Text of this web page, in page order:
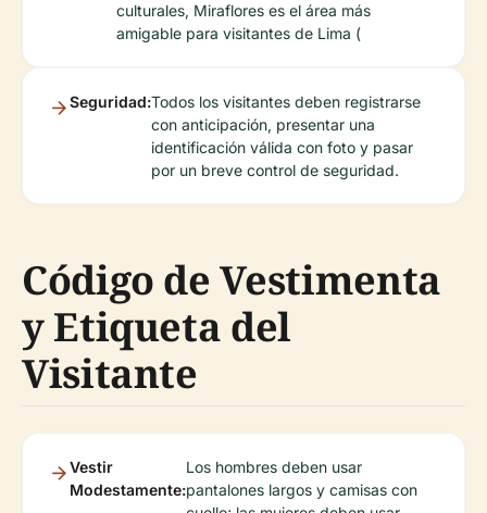
culturales, Miraflores es el área más
amigable para visitantes de Lima (
Seguridad:Todos los visitantes deben registrarse
con anticipación, presentar una
identificación válida con foto y pasar
por un breve control de seguridad.
Código de Vestimenta
y Etiqueta del
Visitante
Vestir
Modestamente:
Los hombres deben usar
pantalones largos y camisas con